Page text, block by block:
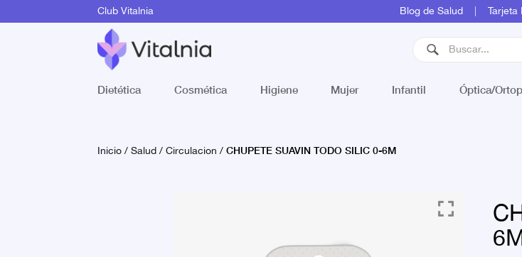
Club Vitalnia Blog de Salud Tarjeta
Dietética Cosmética Higiene Mujer Infantil Óptica/
Inicio/Salud/Circulacion / CHUPETE SUAVIN TODO SILIC 0-6M